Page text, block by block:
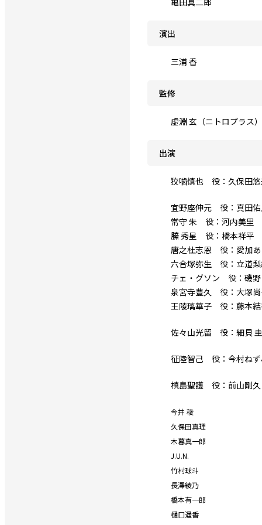
演出
三浦 香
監修
虚淵 玄（ニトロプラス）
出演
狡噛慎也 役：久保田悠
宜野座伸元 役：真田
常守 朱 役：河内美里
縢 秀星 役：橋本祥平
唐之杜志恩 役：愛加あ
六合塚弥生 役：立道
チェ・グソン 役：磯野
泉宮寺豊久 役：大塚
王陵璃華子 役：藤本
佐々山光留 役：細貝 圭
征陸智己 役：今村ね
槙島聖護 役：前山剛久
今井 稜
久保田真理
木暮真一郎
J.U.N.
竹村球斗
長澤綾乃
橋本有一郎
樋口遥香